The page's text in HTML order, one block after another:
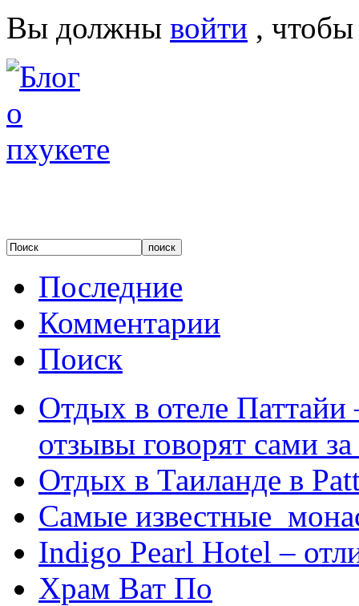
Вы должны войти ,
Последние
Комментарии
Поиск
Отдых в отеле
отзывы говорят сами за
Отдых в Таиланде в
Самые известные
Indigo Pearl Hotel –
Храм Ват По